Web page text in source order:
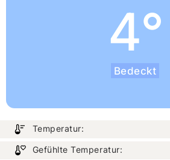
4°
Bedeckt
Temperatur:
Gefühlte Temperatur: